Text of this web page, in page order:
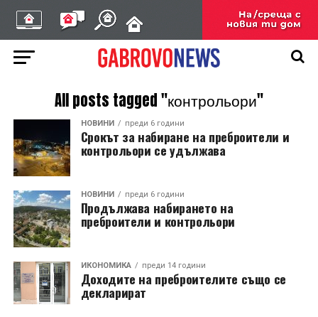
All posts tagged "контрольори"
НОВИНИ преди 6 години
Срокът за набиране на преброители и
контрольори се удължава
НОВИНИ преди 6 години
Продължава набирането на
преброители и контрольори
ИКОНОМИКА преди 14 години
Доходите на преброителите също се
декларират